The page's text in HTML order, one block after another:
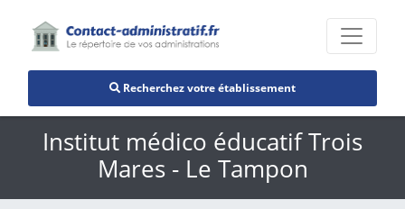
Recherchez votre établissement
Institut médico éducatif Trois
Mares - Le Tampon